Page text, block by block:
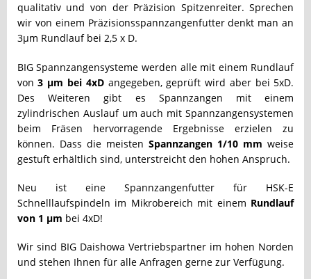
qualitativ und von der Präzision Spitzenreiter. Sprechen
wir von einem Präzisionsspannzangenfutter denkt man an
3µm Rundlauf bei 2,5 x D.
BIG Spannzangensysteme werden alle mit einem Rundlauf
von3 µm bei 4xDangegeben, geprüft wird aber bei 5xD.
Des Weiteren gibt es Spannzangen mit einem
zylindrischen Auslauf um auch mit Spannzangensystemen
beim Fräsen hervorragende Ergebnisse erzielen zu
können. Dass die meistenSpannzangen 1/10 mm weise
gestuft erhältlich sind, unterstreicht den hohen Anspruch.
Neu ist eine Spannzangenfutter für HSK-E
Schnelllaufspindeln im Mikrobereich mit einem Rundlauf
von 1 µm bei 4xD!
Wir sind BIG Daishowa Vertriebspartner im hohen Norden
und stehen Ihnen für alle Anfragen gerne zur Verfügung.